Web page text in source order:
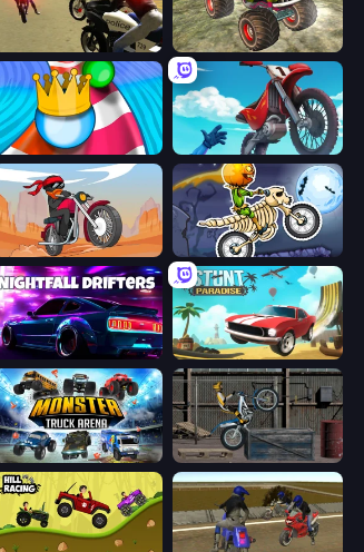
3D Moto Simulator 2 Real Simulator: Monster Truck
Aquapark Balls Party Airborne Motocross
Stickman Moto Race Extreme Moto X3M 6: Spooky Land
Nightfall Drifters Stunt Paradise
Monster Truck Arena Trials Ride